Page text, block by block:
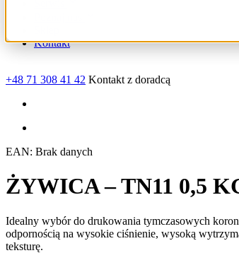
Kontakt
+48 71 308 41 42 Kontakt z doradcą
EAN: Brak danych
ŻYWICA – TN11 0,5
Idealny wybór do drukowania tymczasowych
odpornością na wysokie ciśnienie, wysoką
teksturę.